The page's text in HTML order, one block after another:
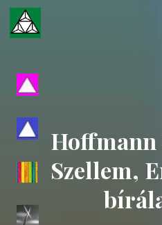
Skip
content
Hoffmann
Szellem,